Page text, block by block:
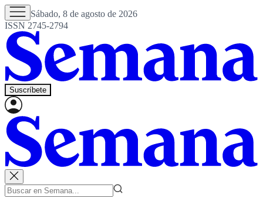
Sábado, 8 de agosto de 2026
ISSN 2745-2794
Suscríbete